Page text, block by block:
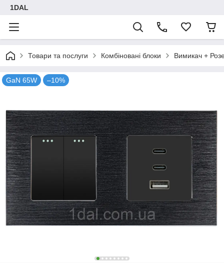
1DAL
Товари та послуги Комбіновані блоки Вимикач +
GaN 65W –10%